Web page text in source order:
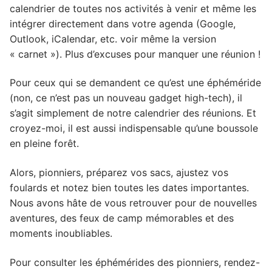
calendrier de toutes nos activités à venir et même les
intégrer directement dans votre agenda (Google,
Outlook, iCalendar, etc. voir même la version
« carnet »). Plus d’excuses pour manquer une réunion !
Pour ceux qui se demandent ce qu’est une éphéméride
(non, ce n’est pas un nouveau gadget high-tech), il
s’agit simplement de notre calendrier des réunions. Et
croyez-moi, il est aussi indispensable qu’une boussole
en pleine forêt.
Alors, pionniers, préparez vos sacs, ajustez vos
foulards et notez bien toutes les dates importantes.
Nous avons hâte de vous retrouver pour de nouvelles
aventures, des feux de camp mémorables et des
moments inoubliables.
Pour consulter les éphémérides des pionniers, rendez-